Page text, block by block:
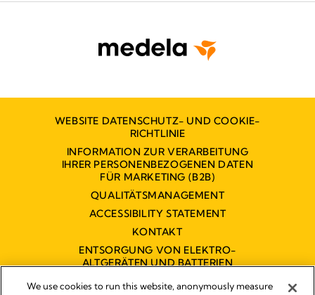
WEBSITE DATENSCHUTZ- UND COOKIE-
RICHTLINIE
INFORMATION ZUR VERARBEITUNG
IHRER PERSONENBEZOGENEN DATEN
FÜR MARKETING (B2B)
QUALITÄTSMANAGEMENT
ACCESSIBILITY STATEMENT
KONTAKT
ENTSORGUNG VON ELEKTRO-
ALTGERÄTEN UND BATTERIEN
BARRIEREFREIHEITSERKLÄRUNG
We use cookies to run this website, anonymously measure